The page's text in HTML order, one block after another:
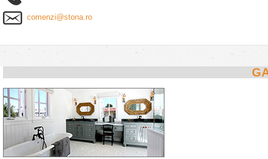
comenzi@stona.ro